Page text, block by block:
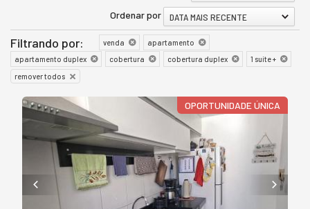
Ordenar por
DATA MAIS RECENTE
Filtrando por: venda
apartamento
apartamento duplex
cobertura cobertura duplex
1 suíte +
remover todos
OPORTUNIDADE ÚNICA